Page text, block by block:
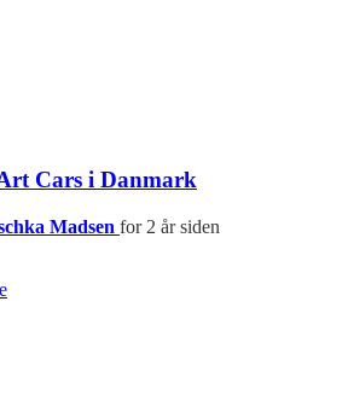
Cars i Danmark
Madsen for 2 år siden